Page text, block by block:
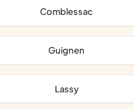
Comblessac
Guignen
Lassy